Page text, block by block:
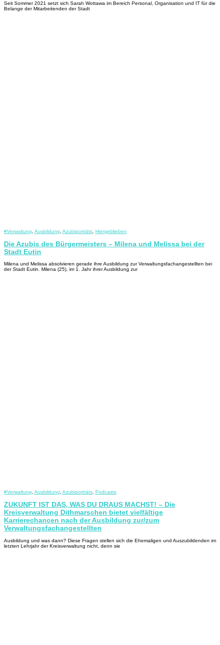
Seit Sommer 2021 setzt sich Sarah Wottawa im Bereich Personal, Organisation und IT für die
Belange der Mitarbeitenden der Stadt
#Verwaltung Ausbildung Azubiporträts Hiergeblieben
Die Azubis des Bürgermeisters – Milena und Melissa bei der
Stadt Eutin
Milena und Melissa absolvieren gerade ihre Ausbildung zur Verwaltungsfachangestellten bei
der Stadt Eutin. Milena (25), im 1. Jahr ihrer Ausbildung zur
#Verwaltung Ausbildung Azubiporträts Podcasts
ZUKUNFT IST DAS, WAS DU DRAUS MACHST! – Die
Kreisverwaltung Dithmarschen bietet vielfältige
Karrierechancen nach der Ausbildung zur/zum
Verwaltungsfachangestellten
Ausbildung und was dann? Diese Fragen stellen sich die Ehemaligen und Auszubildenden im
letzten Lehrjahr der Kreisverwaltung nicht, denn sie